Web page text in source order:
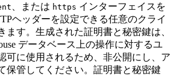
、または https インターフェイスを
ヘッダーを設定できる任意のクライ
ます。生成された証明書と秘密鍵は、
データベース上の操作に対するユ
可に使用されるため、非公開にし、ア
保管してください。証明書と秘密鍵